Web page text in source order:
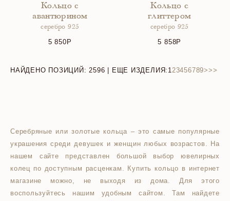
Кольцо с
авантюрином
серебро 925
5 850
Кольцо с
глиттером
серебро 925
5 858
НАЙДЕНО ПОЗИЦИЙ:2596 | ЕЩЕ ИЗДЕЛИЯ: 123456789>>>
Серебряные или золотые кольца – это самые популярные
украшения среди девушек и женщин любых возрастов. На
нашем сайте представлен большой выбор ювелирных
колец по доступным расценкам. Купить кольцо в интернет
магазине можно, не выходя из дома. Для этого
воспользуйтесь нашим удобным сайтом. Там найдете